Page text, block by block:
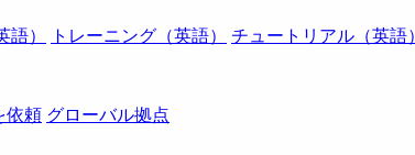
） トレーニング（英語） チュートリアル（英語）
依頼 グローバル拠点